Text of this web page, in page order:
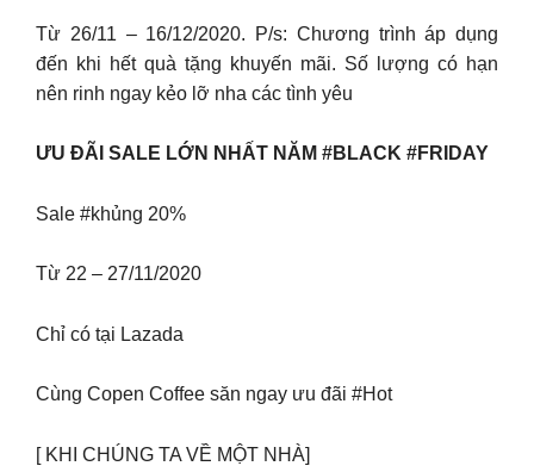
Từ 26/11 – 16/12/2020. P/s: Chương trình áp dụng
đến khi hết quà tặng khuyến mãi. Số lượng có hạn
nên rinh ngay kẻo lỡ nha các tình yêu
ƯU ĐÃI SALE LỚN NHẤT NĂM #BLACK #FRIDAY
Sale #khủng 20%
Từ 22 – 27/11/2020
Chỉ có tại Lazada
Cùng Copen Coffee săn ngay ưu đãi #Hot
[ KHI CHÚNG TA VỀ MỘT NHÀ]